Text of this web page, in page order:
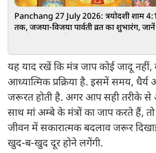
Panchang 27 July 2026: त्रयोदशी शाम
तक, जजया-विजया पार्वती व्रत का शुभारंग,
यह याद रखें कि मंत्र जाप कोई जादू
आध्यात्मिक प्रक्रिया है. इसमें समय, धैर्य
जरूरत होती है. अगर आप सही तरीके से
साथ मां अम्बे के मंत्रों का जाप करते हैं,
जीवन में सकारात्मक बदलाव जरूर
खुद-ब-खुद दूर होने लगेंगी.